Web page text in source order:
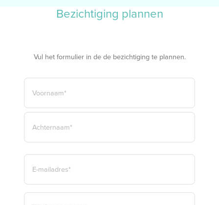
Bezichtiging plannen
Vul het formulier in de de bezichtiging te plannen.
NAAM
VOORNAAM*
E-
MAILADRES
TELEFOON